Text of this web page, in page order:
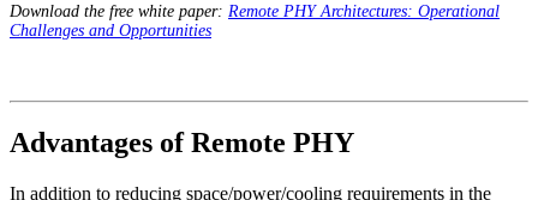
Download the free white paper: Remote PHY Architectures: Operational
Challenges and Opportunities
Advantages of Remote PHY
In addition to reducing space/power/cooling requirements in the